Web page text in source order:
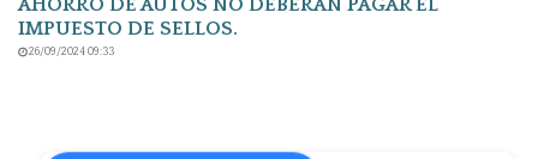
AHORRO DE AUTOS NO DEBERÁN PAGAR EL
IMPUESTO DE SELLOS.
26/09/2024 09:33